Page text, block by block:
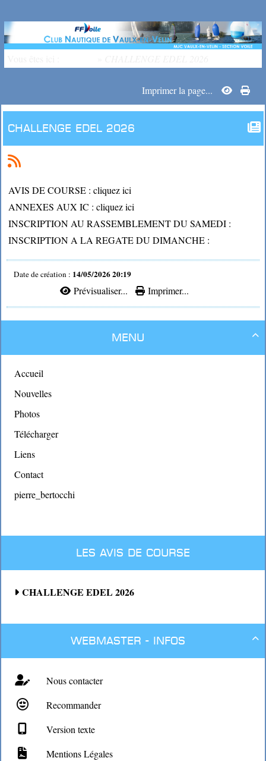
Imprimer la page...

Menu
Accueil
Nouvelles
Photos
Télécharger
Liens
Contact
pierre_bertocchi
Les avis de course
CHALLENGE EDEL 2026

Webmaster - Infos
Nous contacter
Recommander
Version texte
Mentions Légales
CHALLENGE EDEL 2026
AVIS DE COURSE : cliquez ici
ANNEXES AUX IC : cliquez ici
INSCRIPTION AU RASSEMBLEMENT DU SAMEDI :
INSCRIPTION A LA REGATE DU DIMANCHE :
Date de création : 14/05/2026 20:19
Prévisualiser... Imprimer...